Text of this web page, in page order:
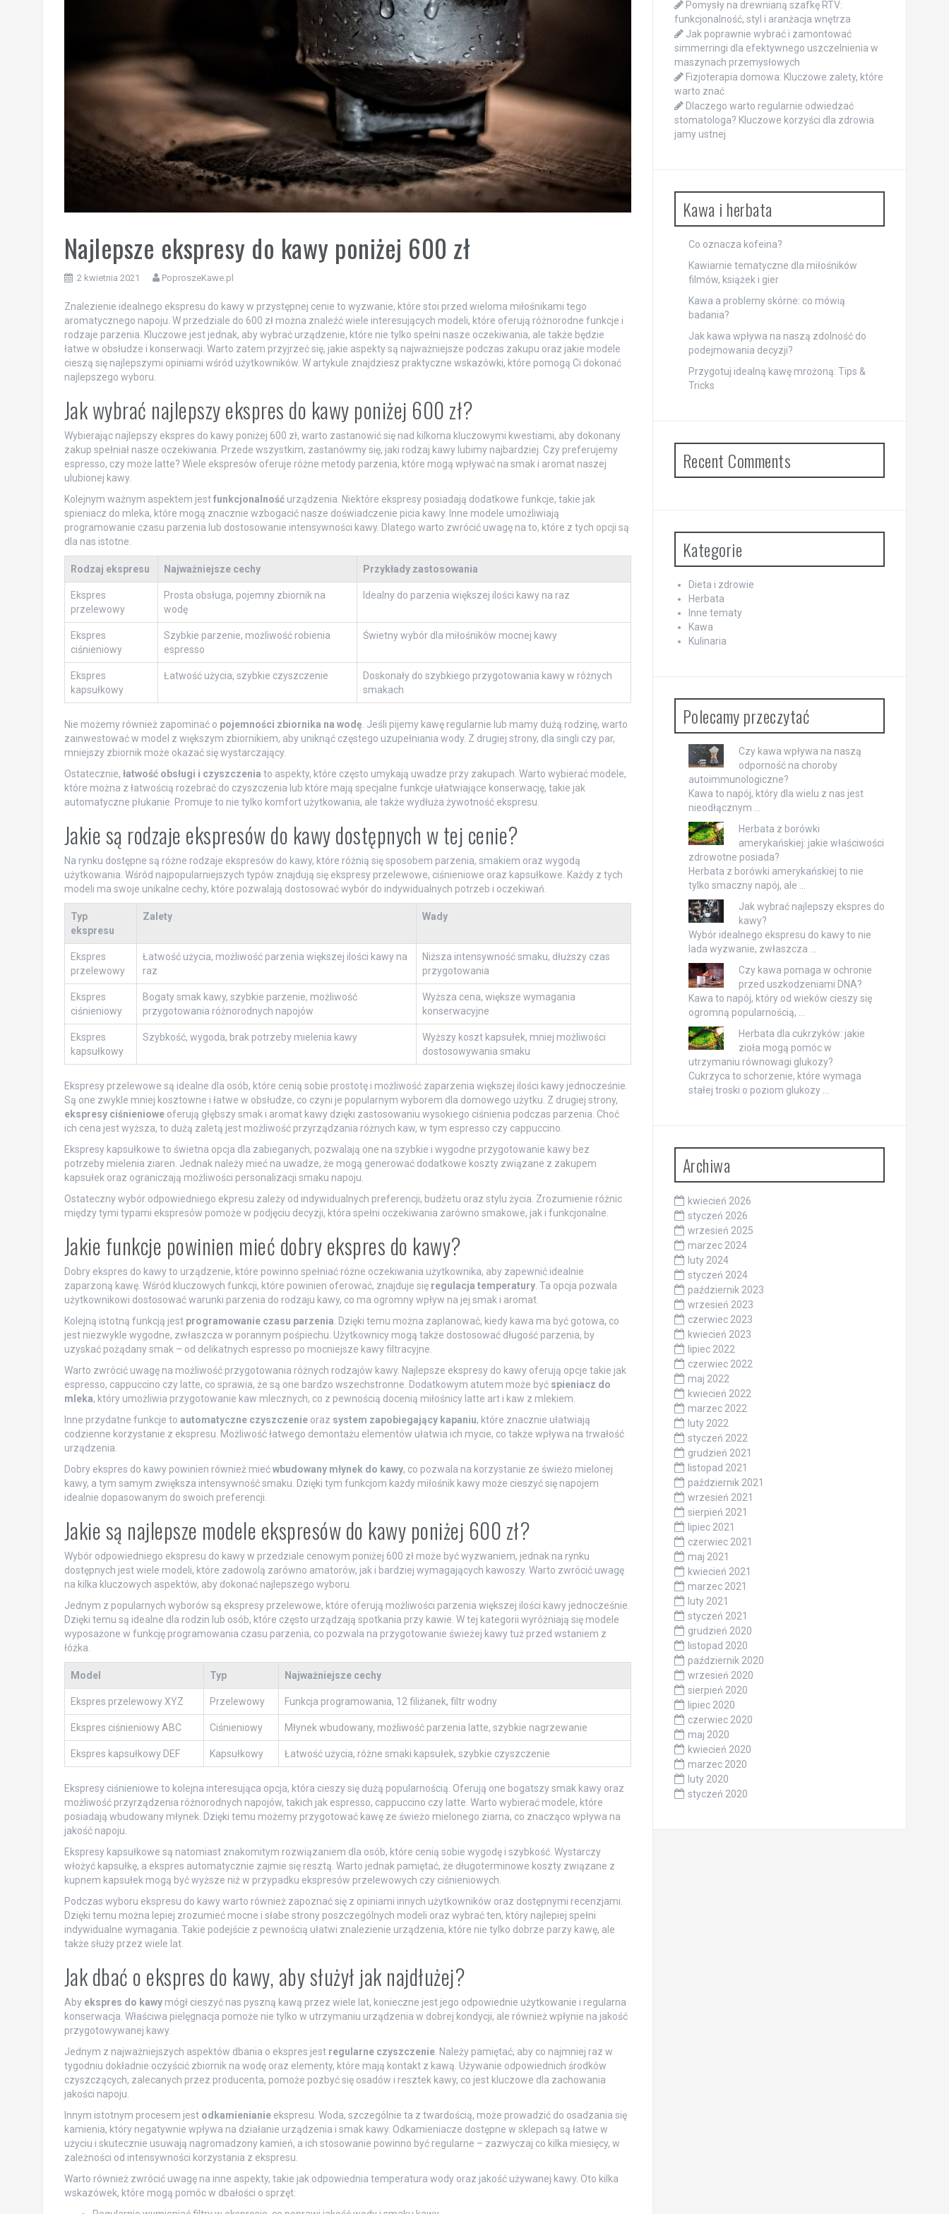
Najlepsze ekspresy do kawy poniżej 600 zł
2 kwietnia 2021 PoproszeKawe.pl
Znalezienie idealnego ekspresu do kawy w przystępnej cenie to wyzwanie, które stoi przed wieloma miłośnikami tego
aromatycznego napoju. W przedziale do 600 zł można znaleźć wiele interesujących modeli, które oferują różnorodne funkcje i
rodzaje parzenia. Kluczowe jest jednak, aby wybrać urządzenie, które nie tylko spełni nasze oczekiwania, ale także będzie
łatwe w obsłudze i konserwacji. Warto zatem przyjrzeć się, jakie aspekty są najważniejsze podczas zakupu oraz jakie modele
cieszą się najlepszymi opiniami wśród użytkowników. W artykule znajdziesz praktyczne wskazówki, które pomogą Ci dokonać
najlepszego wyboru.
Jak wybrać najlepszy ekspres do kawy poniżej 600 zł?
Wybierając najlepszy ekspres do kawy poniżej 600 zł, warto zastanowić się nad kilkoma kluczowymi kwestiami, aby dokonany
zakup spełniał nasze oczekiwania. Przede wszystkim, zastanówmy się, jaki rodzaj kawy lubimy najbardziej. Czy preferujemy
espresso, czy może latte? Wiele ekspresów oferuje różne metody parzenia, które mogą wpływać na smak i aromat naszej
ulubionej kawy.
Kolejnym ważnym aspektem jestfunkcjonalnośćurządzenia. Niektóre ekspresy posiadają dodatkowe funkcje, takie jak
spieniacz do mleka, które mogą znacznie wzbogacić nasze doświadczenie picia kawy. Inne modele umożliwiają
programowanie czasu parzenia lub dostosowanie intensywności kawy. Dlatego warto zwrócić uwagę na to, które z tych opcji są
dla nas istotne.
Rodzaj ekspresu Najważniejsze cechy Przykłady zastosowania
Ekspres
przelewowy
Prosta obsługa, pojemny zbiornik na
wodę
Idealny do parzenia większej ilości kawy na raz
Ekspres
ciśnieniowy
Szybkie parzenie, możliwość robienia
espresso
Świetny wybór dla miłośników mocnej kawy
Ekspres
kapsułkowy
Łatwość użycia, szybkie czyszczenie
Doskonały do szybkiego przygotowania kawy w różnych
smakach
Nie możemy również zapominać o pojemności zbiornika na wodę . Jeśli pijemy kawę regularnie lub mamy dużą rodzinę, warto
zainwestować w model z większym zbiornikiem, aby uniknąć częstego uzupełniania wody. Z drugiej strony, dla singli czy par,
mniejszy zbiornik może okazać się wystarczający.
Ostatecznie, łatwość obsługi i czyszczenia to aspekty, które często umykają uwadze przy zakupach. Warto wybierać modele,
które można z łatwością rozebrać do czyszczenia lub które mają specjalne funkcje ułatwiające konserwację, takie jak
automatyczne płukanie. Promuje to nie tylko komfort użytkowania, ale także wydłuża żywotność ekspresu.
Jakie są rodzaje ekspresów do kawy dostępnych w tej cenie?
Na rynku dostępne są różne rodzaje ekspresów do kawy, które różnią się sposobem parzenia, smakiem oraz wygodą
użytkowania. Wśród najpopularniejszych typów znajdują się ekspresy przelewowe, ciśnieniowe oraz kapsułkowe. Każdy z tych
modeli ma swoje unikalne cechy, które pozwalają dostosować wybór do indywidualnych potrzeb i oczekiwań.
Typ
ekspresu
Zalety Wady
Ekspres
przelewowy
Łatwość użycia, możliwość parzenia większej ilości kawy na
raz
Niższa intensywność smaku, dłuższy czas
przygotowania
Ekspres
ciśnieniowy
Bogaty smak kawy, szybkie parzenie, możliwość
przygotowania różnorodnych napojów
Wyższa cena, większe wymagania
konserwacyjne
Ekspres
kapsułkowy
Szybkość, wygoda, brak potrzeby mielenia kawy
Wyższy koszt kapsułek, mniej możliwości
dostosowywania smaku
Ekspresy przelewowe są idealne dla osób, które cenią sobie prostotę i możliwość zaparzenia większej ilości kawy jednocześnie.
Są one zwykle mniej kosztowne i łatwe w obsłudze, co czyni je popularnym wyborem dla domowego użytku. Z drugiej strony,
ekspresy ciśnienioweoferują głębszy smak i aromat kawy dzięki zastosowaniu wysokiego ciśnienia podczas parzenia. Choć
ich cena jest wyższa, to dużą zaletą jest możliwość przyrządzania różnych kaw, w tym espresso czy cappuccino.
Ekspresy kapsułkowe to świetna opcja dla zabieganych, pozwalają one na szybkie i wygodne przygotowanie kawy bez
potrzeby mielenia ziaren. Jednak należy mieć na uwadze, że mogą generować dodatkowe koszty związane z zakupem
kapsułek oraz ograniczają możliwości personalizacji smaku napoju.
Ostateczny wybór odpowiedniego ekpresu zależy od indywidualnych preferencji, budżetu oraz stylu życia. Zrozumienie różnic
między tymi typami ekspresów pomoże w podjęciu decyzji, która spełni oczekiwania zarówno smakowe, jak i funkcjonalne.
Jakie funkcje powinien mieć dobry ekspres do kawy?
Dobry ekspres do kawy to urządzenie, które powinno spełniać różne oczekiwania użytkownika, aby zapewnić idealnie
zaparzoną kawę. Wśród kluczowych funkcji, które powinien oferować, znajduje się regulacja temperatury. Ta opcja pozwala
użytkownikowi dostosować warunki parzenia do rodzaju kawy, co ma ogromny wpływ na jej smak i aromat.
Kolejną istotną funkcją jest programowanie czasu parzenia . Dzięki temu można zaplanować, kiedy kawa ma być gotowa, co
jest niezwykle wygodne, zwłaszcza w porannym pośpiechu. Użytkownicy mogą także dostosować długość parzenia, by
uzyskać pożądany smak – od delikatnych espresso po mocniejsze kawy filtracyjne.
Warto zwrócić uwagę na możliwość przygotowania różnych rodzajów kawy. Najlepsze ekspresy do kawy oferują opcje takie jak
espresso, cappuccino czy latte, co sprawia, że są one bardzo wszechstronne. Dodatkowym atutem może być spieniacz do
mleka, który umożliwia przygotowanie kaw mlecznych, co z pewnością docenią miłośnicy latte art i kaw z mlekiem.
Inne przydatne funkcje to automatyczne czyszczenieoraz system zapobiegający kapaniu, które znacznie ułatwiają
codzienne korzystanie z ekspresu. Możliwość łatwego demontażu elementów ułatwia ich mycie, co także wpływa na trwałość
urządzenia.
Dobry ekspres do kawy powinien również miećwbudowany młynek do kawy, co pozwala na korzystanie ze świeżo mielonej
kawy, a tym samym zwiększa intensywność smaku. Dzięki tym funkcjom każdy miłośnik kawy może cieszyć się napojem
idealnie dopasowanym do swoich preferencji.
Jakie są najlepsze modele ekspresów do kawy poniżej 600 zł?
Wybór odpowiedniego ekspresu do kawy w przedziale cenowym poniżej 600 zł może być wyzwaniem, jednak na rynku
dostępnych jest wiele modeli, które zadowolą zarówno amatorów, jak i bardziej wymagających kawoszy. Warto zwrócić uwagę
na kilka kluczowych aspektów, aby dokonać najlepszego wyboru.
Jednym z popularnych wyborów są ekspresy przelewowe, które oferują możliwości parzenia większej ilości kawy jednocześnie.
Dzięki temu są idealne dla rodzin lub osób, które często urządzają spotkania przy kawie. W tej kategorii wyróżniają się modele
wyposażone w funkcję programowania czasu parzenia, co pozwala na przygotowanie świeżej kawy tuż przed wstaniem z
łóżka.
Model Typ Najważniejsze cechy
Ekspres przelewowy XYZ Przelewowy Funkcja programowania, 12 filiżanek, filtr wodny
Ekspres ciśnieniowy ABC Ciśnieniowy Młynek wbudowany, możliwość parzenia latte, szybkie nagrzewanie
Ekspres kapsułkowy DEF Kapsułkowy Łatwość użycia, różne smaki kapsułek, szybkie czyszczenie
Ekspresy ciśnieniowe to kolejna interesująca opcja, która cieszy się dużą popularnością. Oferują one bogatszy smak kawy oraz
możliwość przyrządzenia różnorodnych napojów, takich jak espresso, cappuccino czy latte. Warto wybierać modele, które
posiadają wbudowany młynek. Dzięki temu możemy przygotować kawę ze świeżo mielonego ziarna, co znacząco wpływa na
jakość napoju.
Ekspresy kapsułkowe są natomiast znakomitym rozwiązaniem dla osób, które cenią sobie wygodę i szybkość. Wystarczy
włożyć kapsułkę, a ekspres automatycznie zajmie się resztą. Warto jednak pamiętać, że długoterminowe koszty związane z
kupnem kapsułek mogą być wyższe niż w przypadku ekspresów przelewowych czy ciśnieniowych.
Podczas wyboru ekspresu do kawy warto również zapoznać się z opiniami innych użytkowników oraz dostępnymi recenzjami.
Dzięki temu można lepiej zrozumieć mocne i słabe strony poszczególnych modeli oraz wybrać ten, który najlepiej spełni
indywidualne wymagania. Takie podejście z pewnością ułatwi znalezienie urządzenia, które nie tylko dobrze parzy kawę, ale
także służy przez wiele lat.
Jak dbać o ekspres do kawy, aby służył jak najdłużej?
Aby ekspres do kawymógł cieszyć nas pyszną kawą przez wiele lat, konieczne jest jego odpowiednie użytkowanie i regularna
konserwacja. Właściwa pielęgnacja pomoże nie tylko w utrzymaniu urządzenia w dobrej kondycji, ale również wpłynie na jakość
przygotowywanej kawy.
Jednym z najważniejszych aspektów dbania o ekspres jest regularne czyszczenie. Należy pamiętać, aby co najmniej raz w
tygodniu dokładnie oczyścić zbiornik na wodę oraz elementy, które mają kontakt z kawą. Używanie odpowiednich środków
czyszczących, zalecanych przez producenta, pomoże pozbyć się osadów i resztek kawy, co jest kluczowe dla zachowania
jakości napoju.
Innym istotnym procesem jest odkamienianieekspresu. Woda, szczególnie ta z twardością, może prowadzić do osadzania się
kamienia, który negatywnie wpływa na działanie urządzenia i smak kawy. Odkamieniacze dostępne w sklepach są łatwe w
użyciu i skutecznie usuwają nagromadzony kamień, a ich stosowanie powinno być regularne – zazwyczaj co kilka miesięcy, w
zależności od intensywności korzystania z ekspresu.
Warto również zwrócić uwagę na inne aspekty, takie jak odpowiednia temperatura wody oraz jakość używanej kawy. Oto kilka
wskazówek, które mogą pomóc w dbałości o sprzęt:
Pomysły na drewnianą szafkę RTV:
funkcjonalność, styl i aranżacja wnętrza
Jak poprawnie wybrać i zamontować
simmerringi dla efektywnego uszczelnienia w
maszynach przemysłowych
Fizjoterapia domowa: Kluczowe zalety, które
warto znać
Dlaczego warto regularnie odwiedzać
stomatologa? Kluczowe korzyści dla zdrowia
jamy ustnej
Kawa i herbata
Co oznacza kofeina?
Kawiarnie tematyczne dla miłośników
filmów, książek i gier
Kawa a problemy skórne: co mówią
badania?
Jak kawa wpływa na naszą zdolność do
podejmowania decyzji?
Przygotuj idealną kawę mrożoną: Tips &
Tricks
Recent Comments
Kategorie
Dieta i zdrowie
Herbata
Inne tematy
Kawa
Kulinaria
Polecamy przeczytać
Czy kawa wpływa na naszą
odporność na choroby
autoimmunologiczne?
Kawa to napój, który dla wielu z nas jest
nieodłącznym …
Herbata z borówki
amerykańskiej: jakie właściwości
zdrowotne posiada?
Herbata z borówki amerykańskiej to nie
tylko smaczny napój, ale …
Jak wybrać najlepszy ekspres do
kawy?
Wybór idealnego ekspresu do kawy to nie
lada wyzwanie, zwłaszcza …
Czy kawa pomaga w ochronie
przed uszkodzeniami DNA?
Kawa to napój, który od wieków cieszy się
ogromną popularnością, …
Herbata dla cukrzyków: jakie
zioła mogą pomóc w
utrzymaniu równowagi glukozy?
Cukrzyca to schorzenie, które wymaga
stałej troski o poziom glukozy …
Archiwa
kwiecień 2026
styczeń 2026
wrzesień 2025
marzec 2024
luty 2024
styczeń 2024
październik 2023
wrzesień 2023
czerwiec 2023
kwiecień 2023
lipiec 2022
czerwiec 2022
maj 2022
kwiecień 2022
marzec 2022
luty 2022
styczeń 2022
grudzień 2021
listopad 2021
październik 2021
wrzesień 2021
sierpień 2021
lipiec 2021
czerwiec 2021
maj 2021
kwiecień 2021
marzec 2021
luty 2021
styczeń 2021
grudzień 2020
listopad 2020
październik 2020
wrzesień 2020
sierpień 2020
lipiec 2020
czerwiec 2020
maj 2020
kwiecień 2020
marzec 2020
luty 2020
styczeń 2020